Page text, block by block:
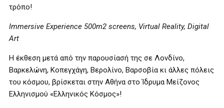
τρόπο!
Immersive Experience 500m2 screens, Virtual Reality, Digital
Art
Η έκθεση μετά από την παρουσίασή της σε Λονδίνο,
Βαρκελώνη, Κοπεγχάγη, Βερολίνο, Βαρσοβία κι άλλες πόλεις
του κόσμου, βρίσκεται στην Αθήνα στο Ίδρυμα Μείζονος
Ελληνισμού «Ελληνικός Κόσμος»!